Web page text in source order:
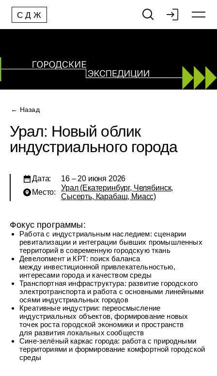
С Д Ж
← Назад
Урал: Новый облик
индустриального города
Дата:
16 – 20 июня 2026
Место:
Урал (Екатеринбург, Челябинск,
Сысерть, Карабаш, Миасс)
Фокус программы:
Работа с индустриальным наследием: сценарии
ревитализации и интеграции бывших промышленных
территорий в современную городскую ткань
Девелопмент и КРТ: поиск баланса
между инвестиционной привлекательностью,
интересами города и качеством среды
Транспортная инфраструктура: развитие городского
электротранспорта и работа с основными линейными
осями индустриальных городов
Креативные индустрии: переосмысление
индустриальных объектов, формирование новых
точек роста городской экономики и пространств
для развития локальных сообществ
Сине-зелёный каркас города: работа с природными
территориями и формирование комфортной городской
среды